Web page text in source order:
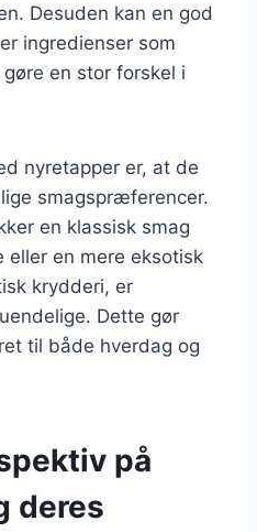
Desuden kan en god
ingredienser som
en stor forskel i
nyretapper er, at de
smagspræferencer.
en klassisk smag
eller en mere eksotisk
krydderi, er
Dette gør
til både hverdag og
på
deres